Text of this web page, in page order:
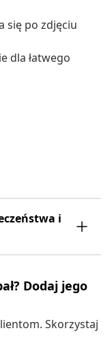
się po zdjęciu
dla łatwego
i
Dodaj jego
Skorzystaj